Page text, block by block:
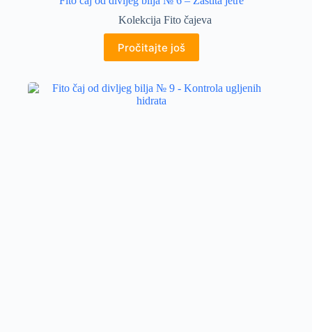
Kolekcija Fito čajeva
Pročitajte još